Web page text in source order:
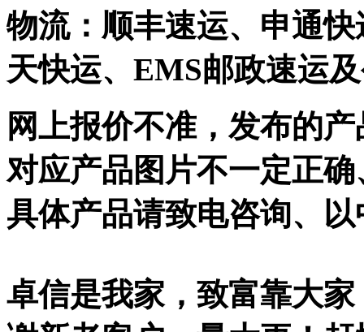
物流：顺丰速运、申通
天快运、EMS邮政速运
网上报价不准，发布的
对应产品图片不一定正
具体产品请致电咨询、
卓信是我家，致富靠大